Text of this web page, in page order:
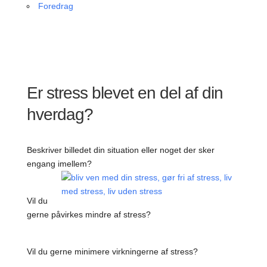
Foredrag
Er stress blevet en del af din
hverdag?
Beskriver billedet din situation eller noget der sker
engang imellem?
Vil du
gerne påvirkes mindre af stress?
Vil du gerne minimere virkningerne af stress?